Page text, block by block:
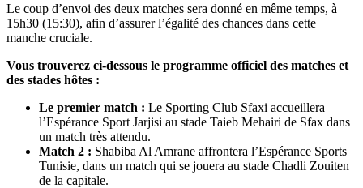
Le coup d’envoi des deux matches sera donné en même temps, à
15h30 (15:30), afin d’assurer l’égalité des chances dans cette
manche cruciale.
Vous trouverez ci-dessous le programme officiel des matches et
des stades hôtes :
Le premier match : Le Sporting Club Sfaxi accueillera
l’Espérance Sport Jarjisi au stade Taieb Mehairi de Sfax dans
un match très attendu.
Match 2 : Shabiba Al Amrane affrontera l’Espérance Sports
Tunisie, dans un match qui se jouera au stade Chadli Zouiten
de la capitale.